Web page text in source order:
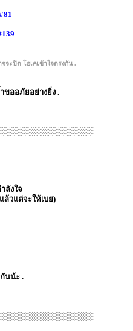
จจะปิด โอเคเข้าใจตรงกัน .
ขออภัยอย่างยิ่ง .
ใจ
ะให้เบย)
ะ .